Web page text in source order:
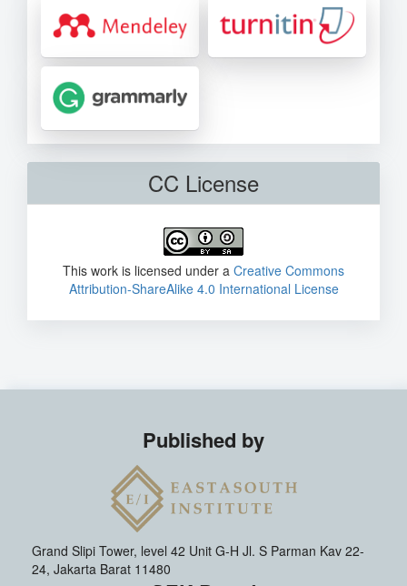
CC License
This work is licensed under a Creative Commons
Attribution-ShareAlike 4.0 International License
Published by
Grand Slipi Tower, level 42 Unit G-H Jl. S Parman Kav 22-
24, Jakarta Barat 11480